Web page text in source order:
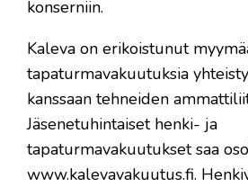
konserniin.
Kaleva on erikoistunut
tapaturmavakuutuksia
kanssaan tehneiden
Jäsenetuhintaiset henki- ja
tapaturmavakuutukset saa
www.kalevavakuutus.fi.